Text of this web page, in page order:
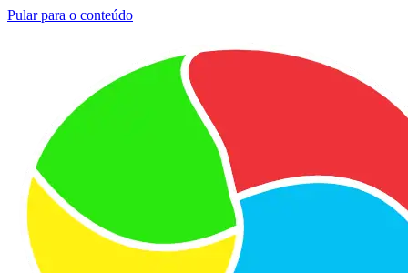
Pular para o conteúdo